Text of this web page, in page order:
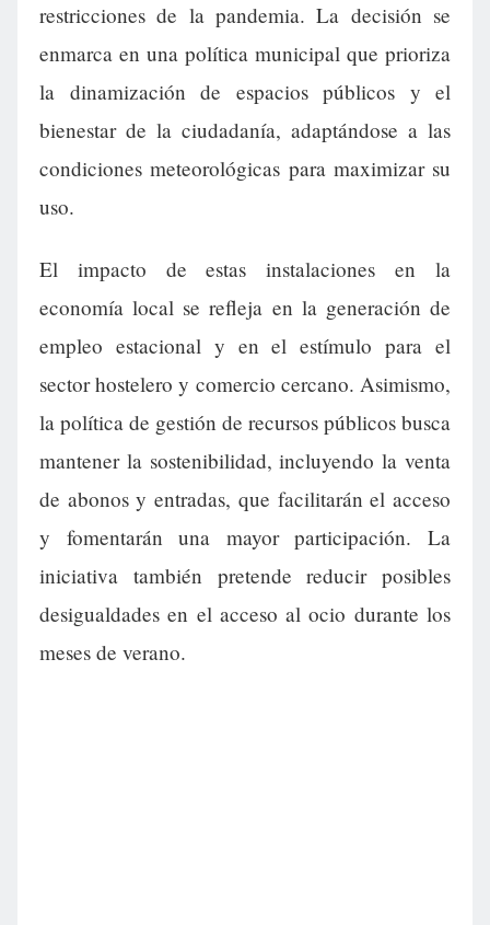
restricciones de la pandemia. La decisión se
enmarca en una política municipal que prioriza
la dinamización de espacios públicos y el
bienestar de la ciudadanía, adaptándose a las
condiciones meteorológicas para maximizar su
uso.
El impacto de estas instalaciones en la
economía local se refleja en la generación de
empleo estacional y en el estímulo para el
sector hostelero y comercio cercano. Asimismo,
la política de gestión de recursos públicos busca
mantener la sostenibilidad, incluyendo la venta
de abonos y entradas, que facilitarán el acceso
y fomentarán una mayor participación. La
iniciativa también pretende reducir posibles
desigualdades en el acceso al ocio durante los
meses de verano.